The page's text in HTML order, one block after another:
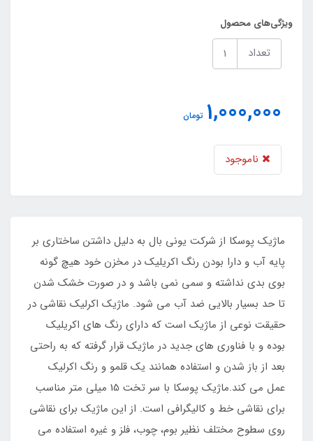
ویژگی‌های محصول
تعداد
1,000,000 تومان
ناموجود
ماژیک پوسکا از شرکت یونی بال به دلیل داشتن ساختاری بر
پایه آب و دارا بودن رنگ اکریلیک در مخزن خود هیچ گونه
بوی بدی نداشته و سمی نمی باشد و در صورت خشک شدن
تا حد بسیار بالایی ضد آب می شود. ماژیک اکرلیک نقاشی در
حقیقت نوعی از ماژیک است که دارای رنگ های اکریلیک
بوده و با فناوری های جدید در ماژیک قرار گرفته که به راحتی
بعد از باز شدن و استفاده همانند یک قلمو و رنگ اکرلیک
عمل می کند.ماژیک پوسکا با سر تخت 15 میلی متر مناسب
برای نقاشی خط و کالیگرافی است. از این ماژیک برای نقاشی
روی سطوح مختلف نظیر بوم، چوب، فلز و غیره استفاده می